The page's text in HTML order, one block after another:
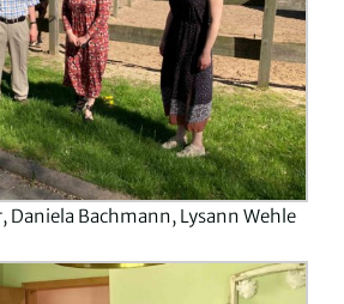
Daniela Bachmann, Lysann Wehle